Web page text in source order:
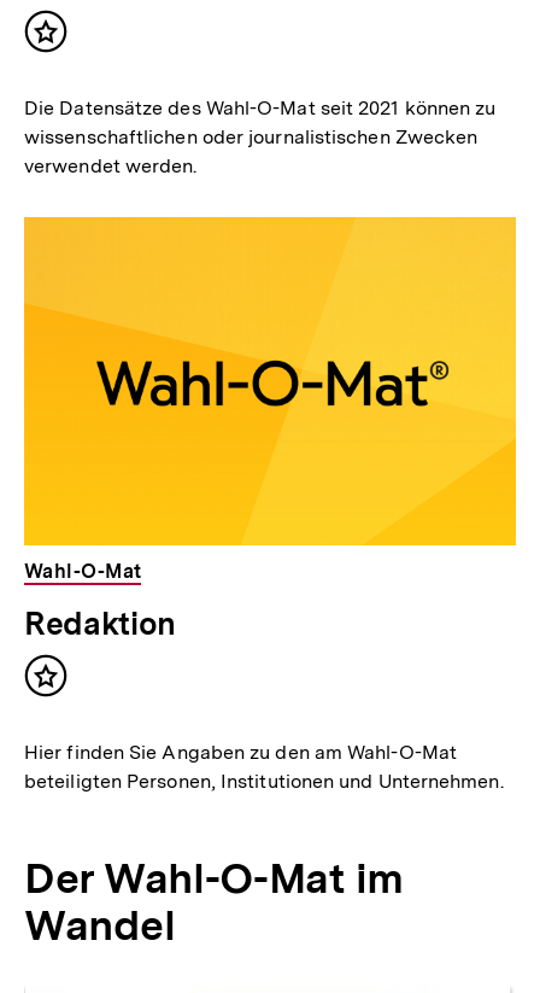
Inhalt
Die Datensätze des Wahl-O-Mat seit 2021 können zu
wissenschaftlichen oder journalistischen Zwecken
verwendet werden.
Wahl-O-Mat
Redaktion
Inhalt
Hier finden Sie Angaben zu den am Wahl-O-Mat
beteiligten Personen, Institutionen und Unternehmen.
Der Wahl-O-Mat im
Wandel